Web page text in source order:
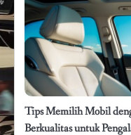
Tips Memilih Mobil
Berkualitas untuk